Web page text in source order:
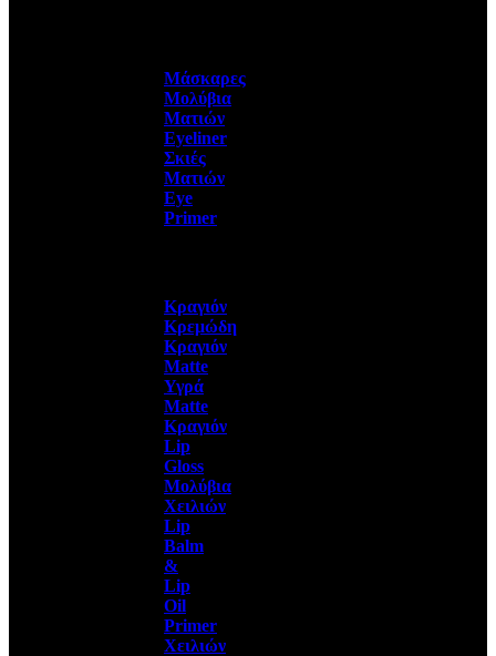
Μάσκαρες
Μολύβια
Ματιών
Eyeliner
Σκιές
Ματιών
Eye
Primer
Κραγιόν
Κρεμώδη
Κραγιόν
Matte
Υγρά
Matte
Κραγιόν
Lip
Gloss
Μολύβια
Χειλιών
Lip
Balm
&
Lip
Oil
Primer
Χειλιών